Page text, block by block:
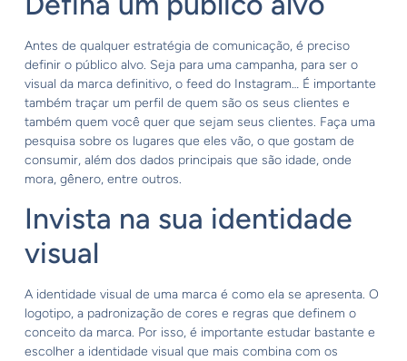
Antes de qualquer estratégia de comunicação, é preciso
definir o público alvo. Seja para uma campanha, para ser o
visual da marca definitivo, o feed do Instagram… É importante
também traçar um perfil de quem são os seus clientes e
também quem você quer que sejam seus clientes. Faça uma
pesquisa sobre os lugares que eles vão, o que gostam de
consumir, além dos dados principais que são idade, onde
mora, gênero, entre outros.
Invista na sua identidade
visual
A identidade visual de uma marca é como ela se apresenta. O
logotipo, a padronização de cores e regras que definem o
conceito da marca. Por isso, é importante estudar bastante e
escolher a identidade visual que mais combina com os